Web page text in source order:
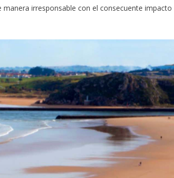
irresponsable con el consecuente impacto